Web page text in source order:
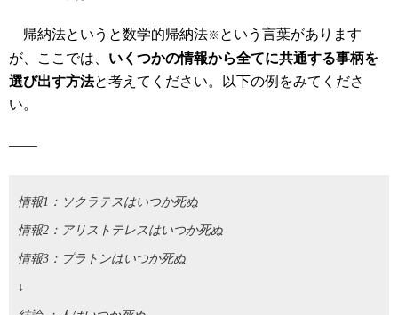
帰納法というと数学的帰納法※ という言葉があります
が、ここでは、 いくつかの情報から全てに共通する事柄を
選び出す方法と考えてください。以下の例をみてくださ
い。
――
情報1：ソクラテスはいつか死ぬ
情報2：アリストテレスはいつか死ぬ
情報3：プラトンはいつか死ぬ
↓